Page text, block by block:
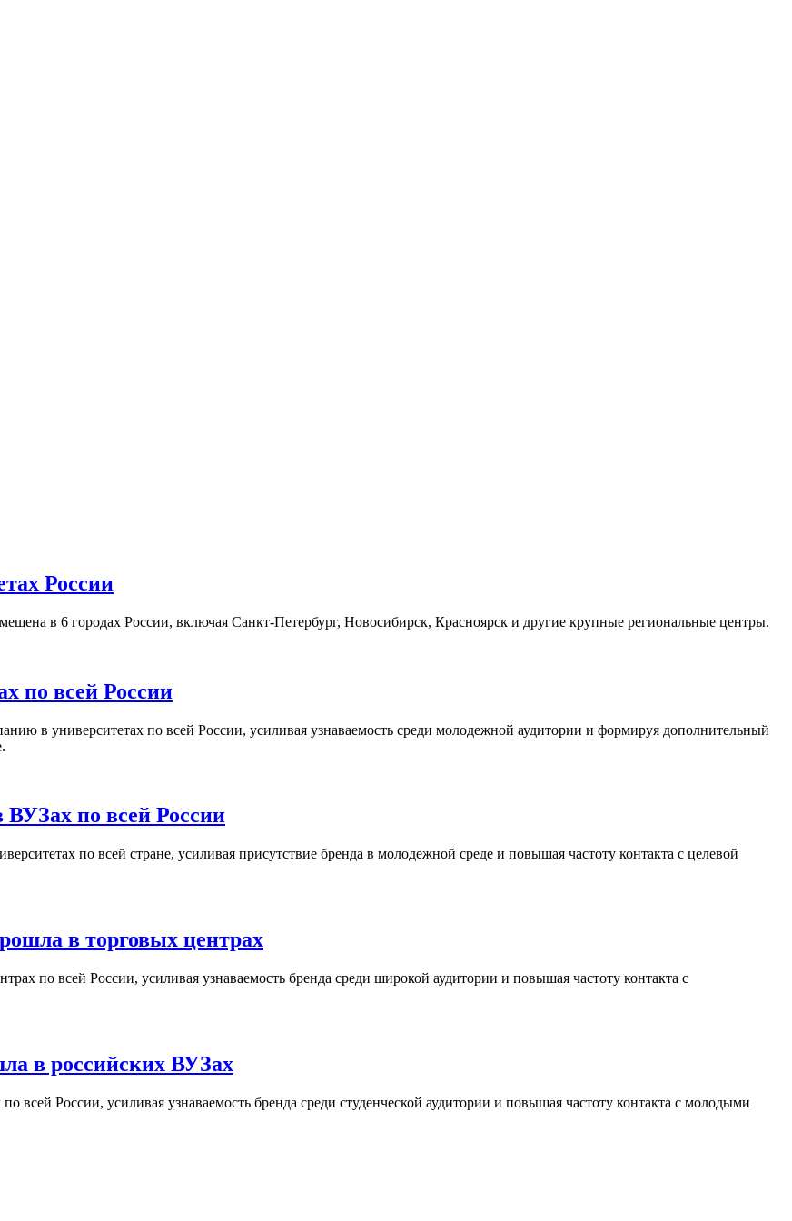
России
в 6 городах России, включая Санкт-Петербург, Новосибирск, Красноярск и другие крупные региональные центры.
по всей России
в университетах по всей России, усиливая узнаваемость среди молодежной аудитории и формируя дополнительный
по всей России
по всей стране, усиливая присутствие бренда в молодежной среде и повышая частоту контакта с целевой
в торговых центрах
по всей России, усиливая узнаваемость бренда среди широкой аудитории и повышая частоту контакта с
в российских ВУЗах
всей России, усиливая узнаваемость бренда среди студенческой аудитории и повышая частоту контакта с молодыми